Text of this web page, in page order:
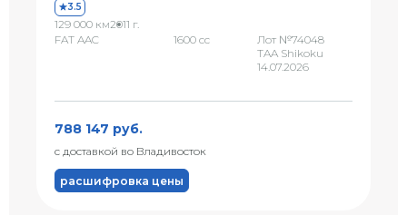
3.5
129 000 км2011 г.
FAT AAC
1600 сс
Лот №74048
TAA Shikoku
14.07.2026
788 147 руб.
с доставкой во Владивосток
расшифровка цены